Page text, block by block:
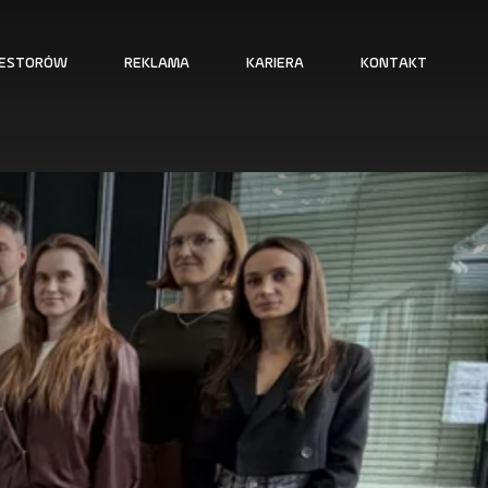
REKLAMA KARIERA KONTAKT